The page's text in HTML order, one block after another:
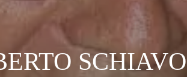
SCHIAVO